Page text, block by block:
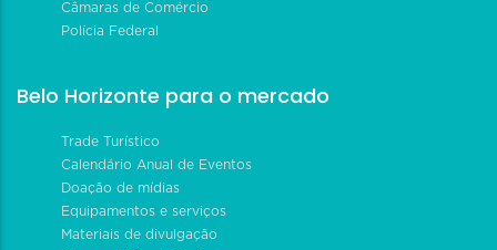
Câmaras de Comércio
Polícia Federal
Belo Horizonte para o mercado
Trade Turístico
Calendário Anual de Eventos
Doação de mídias
Equipamentos e serviços
Materiais de divulgação